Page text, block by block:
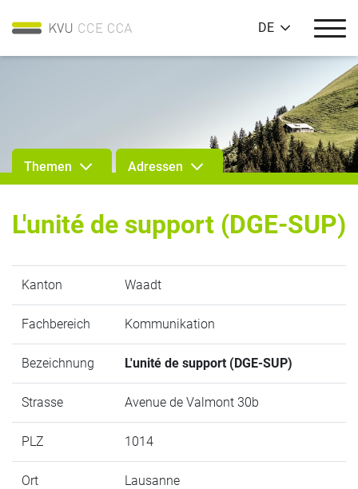
DE
Themen Adressen
L'unité de support (DGE-SUP)
Kanton Waadt
Fachbereich Kommunikation
Bezeichnung L'unité de support (DGE-SUP)
Strasse Avenue de Valmont 30b
PLZ 1014
Ort Lausanne